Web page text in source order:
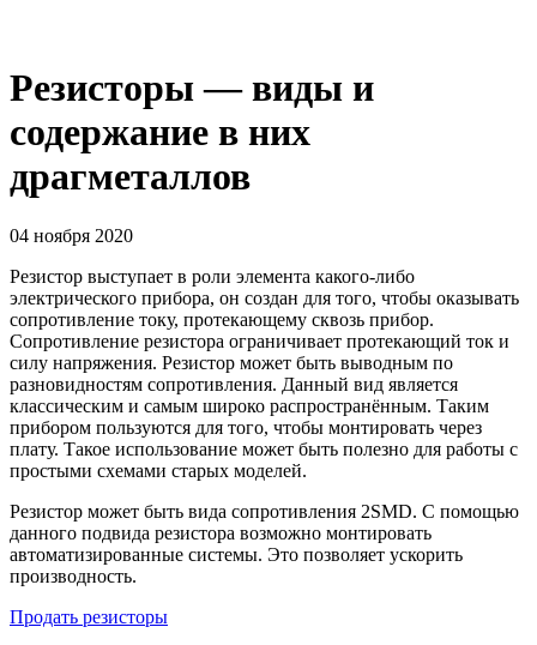
Резисторы — виды и
содержание в них
драгметаллов
04 ноября 2020
Резистор выступает в роли элемента какого-либо
электрического прибора, он создан для того, чтобы оказывать
сопротивление току, протекающему сквозь прибор.
Сопротивление резистора ограничивает протекающий ток и
силу напряжения. Резистор может быть выводным по
разновидностям сопротивления. Данный вид является
классическим и самым широко распространённым. Таким
прибором пользуются для того, чтобы монтировать через
плату. Такое использование может быть полезно для работы с
простыми схемами старых моделей.
Резистор может быть вида сопротивления 2SMD. С помощью
данного подвида резистора возможно монтировать
автоматизированные системы. Это позволяет ускорить
производность.
Продать резисторы